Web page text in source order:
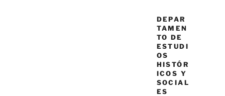
DEPAR
TAMEN
TO DE
ESTUDI
OS
HISTÓR
ICOS Y
SOCIAL
ES